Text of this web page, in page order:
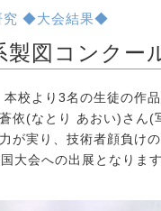
究 ◆大会結果◆
製図コンクー
校より3名の生徒の作
依(なとり あおい)さん
実り、技術者顔負け
大会への出展となりま